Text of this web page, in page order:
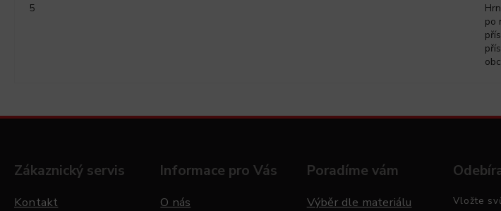
5
po
Zákaznický servis
Kontakt
Informace pro Vás
O nás
Poradíme vám
Výběr dle materiálu
Vložte